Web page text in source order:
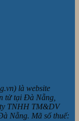
là website
tử tại Đà Nẵng,
TNHH TM&DV
Nẵng. Mã số thuế: